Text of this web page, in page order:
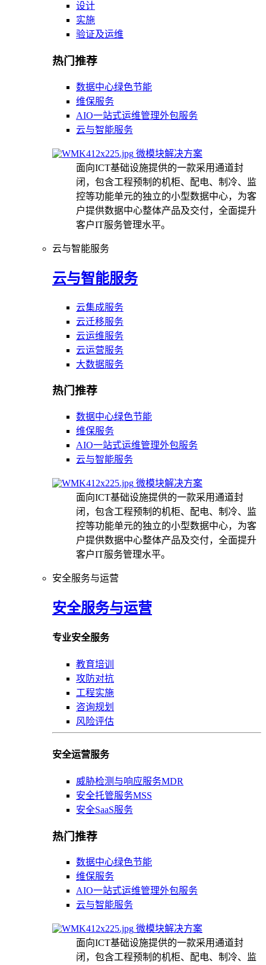
设计
实施
验证及运维
热门推荐
数据中心绿色节能
维保服务
AIO一站式运维管理外包服务
云与智能服务
微模块解决方案
面向ICT基础设施提供的一款采用通道封
闭，包含工程预制的机柜、配电、制冷、监
控等功能单元的独立的小型数据中心，为客
户提供数据中心整体产品及交付，全面提升
客户IT服务管理水平。
云与智能服务
云与智能服务
云集成服务
云迁移服务
云运维服务
云运营服务
大数据服务
热门推荐
数据中心绿色节能
维保服务
AIO一站式运维管理外包服务
云与智能服务
微模块解决方案
面向ICT基础设施提供的一款采用通道封
闭，包含工程预制的机柜、配电、制冷、监
控等功能单元的独立的小型数据中心，为客
户提供数据中心整体产品及交付，全面提升
客户IT服务管理水平。
安全服务与运营
安全服务与运营
专业安全服务
教育培训
攻防对抗
工程实施
咨询规划
风险评估
安全运营服务
威胁检测与响应服务MDR
安全托管服务MSS
安全SaaS服务
热门推荐
数据中心绿色节能
维保服务
AIO一站式运维管理外包服务
云与智能服务
微模块解决方案
面向ICT基础设施提供的一款采用通道封
闭，包含工程预制的机柜、配电、制冷、监